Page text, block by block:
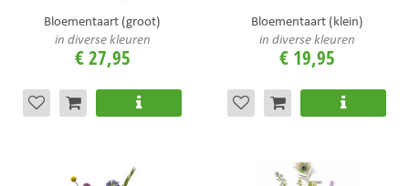
Bloementaart (groot)
in diverse kleuren
€27,95
Bloementaart (klein)
in diverse kleuren
€ 19,95